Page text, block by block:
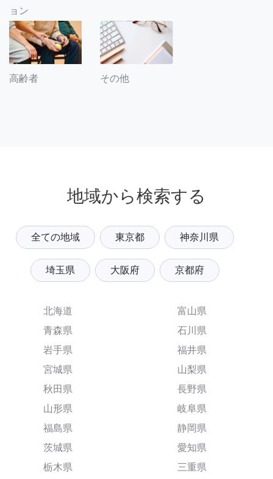
ョン
高齢者 その他
地域から検索する
全ての地域 東京都 神奈川県
埼玉県 大阪府 京都府
北海道
青森県
岩手県
宮城県
秋田県
山形県
福島県
茨城県
栃木県
富山県
石川県
福井県
山梨県
長野県
岐阜県
静岡県
愛知県
三重県